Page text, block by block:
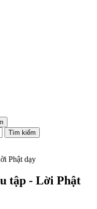
Phật dạy
tập - Lời Phật